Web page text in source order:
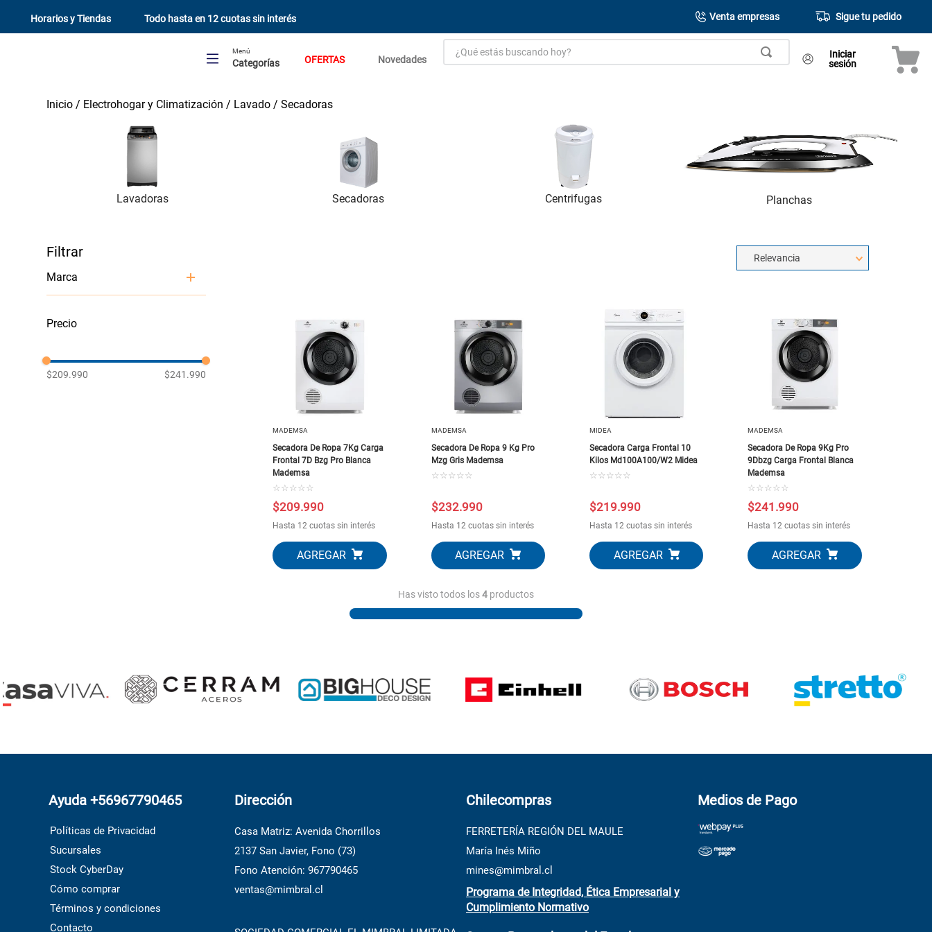
Horarios y Tiendas Todo hasta en 12 cuotas sin interés Venta empresas Sigue tu pedido
Menú
Categorías OFERTAS Novedades
¿Qué estás buscando hoy?
Iniciar
sesión
Electrohogar y Climatización Lavado Secadoras
Lavadoras Secadoras Centrifugas Planchas
Marca
MIDEA
$209.990 $241.990
Relevancia
MADEMSA
Secadora De Ropa 7Kg Carga
Frontal 7D Bzg Pro Blanca
Mademsa
☆ ☆ ☆ ☆ ☆
$209.990
Hasta 12 cuotas sin interés
MADEMSA
Secadora De Ropa 9 Kg Pro
Mzg Gris Mademsa
☆ ☆ ☆ ☆ ☆
$232.990
Hasta 12 cuotas sin interés
MIDEA
Secadora Carga Frontal 10
Kilos Md100A100/W2 Midea
☆ ☆ ☆ ☆ ☆
$219.990
Hasta 12 cuotas sin interés
MADEMSA
Secadora De Ropa 9Kg Pro
9Dbzg Carga Frontal Blanca
Mademsa
☆ ☆ ☆ ☆ ☆
$241 .990
Hasta 12 cuotas sin interés
Has visto todos los4 productos
Ayuda +56967790465
Políticas de Privacidad
Sucursales
Stock CyberDay
Cómo comprar
Términos y condiciones
Contacto
Dirección
Casa Matriz: Avenida Chorrillos
2137 San Javier, Fono (73)
Fono Atención: 967790465
ventas@mimbral.cl
Chilecompras
FERRETERÍA REGIÓN DEL MAULE
María Inés Miño
mines@mimbral.cl
Programa de Integridad, Ética Empresarial y
Cumplimiento Normativo
Medios de Pago
closet